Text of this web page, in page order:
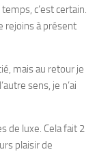
c’est certain.
rejoins à présent
mais au retour je
sens, je n’ai
de luxe. Cela fait 2
plaisir de